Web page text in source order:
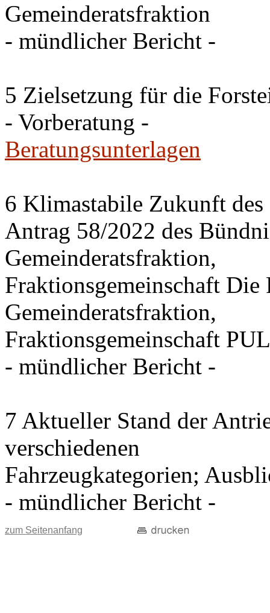
Gemeinderatsfraktion
- mündlicher Bericht -
5 Zielsetzung für die
- Vorberatung -
Beratungsunterlagen
6 Klimastabile Zukunft des
Antrag 58/2022 des
Gemeinderatsfraktion,
Fraktionsgemeinschaft
Gemeinderatsfraktion,
Fraktionsgemeinschaft
- mündlicher Bericht -
7 Aktueller Stand der
verschiedenen
Fahrzeugkategorien;
- mündlicher Bericht -
zum Seitenanfang